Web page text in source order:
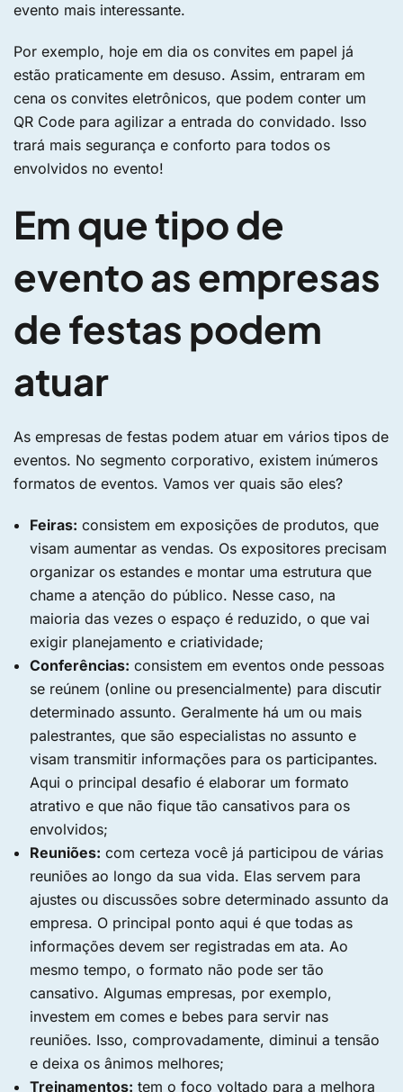
evento mais interessante.
Por exemplo, hoje em dia os convites em papel já
estão praticamente em desuso. Assim, entraram em
cena os convites eletrônicos, que podem conter um
QR Code para agilizar a entrada do convidado. Isso
trará mais segurança e conforto para todos os
envolvidos no evento!
Em que tipo de
evento as empresas
de festas podem
atuar
As empresas de festas podem atuar em vários tipos de
eventos. No segmento corporativo, existem inúmeros
formatos de eventos. Vamos ver quais são eles?
Feiras: consistem em exposições de produtos, que
visam aumentar as vendas. Os expositores precisam
organizar os estandes e montar uma estrutura que
chame a atenção do público. Nesse caso, na
maioria das vezes o espaço é reduzido, o que vai
exigir planejamento e criatividade;
Conferências: consistem em eventos onde pessoas
se reúnem (online ou presencialmente) para discutir
determinado assunto. Geralmente há um ou mais
palestrantes, que são especialistas no assunto e
visam transmitir informações para os participantes.
Aqui o principal desafio é elaborar um formato
atrativo e que não fique tão cansativos para os
envolvidos;
Reuniões: com certeza você já participou de várias
reuniões ao longo da sua vida. Elas servem para
ajustes ou discussões sobre determinado assunto da
empresa. O principal ponto aqui é que todas as
informações devem ser registradas em ata. Ao
mesmo tempo, o formato não pode ser tão
cansativo. Algumas empresas, por exemplo,
investem em comes e bebes para servir nas
reuniões. Isso, comprovadamente, diminui a tensão
e deixa os ânimos melhores;
Treinamentos: tem o foco voltado para a melhora